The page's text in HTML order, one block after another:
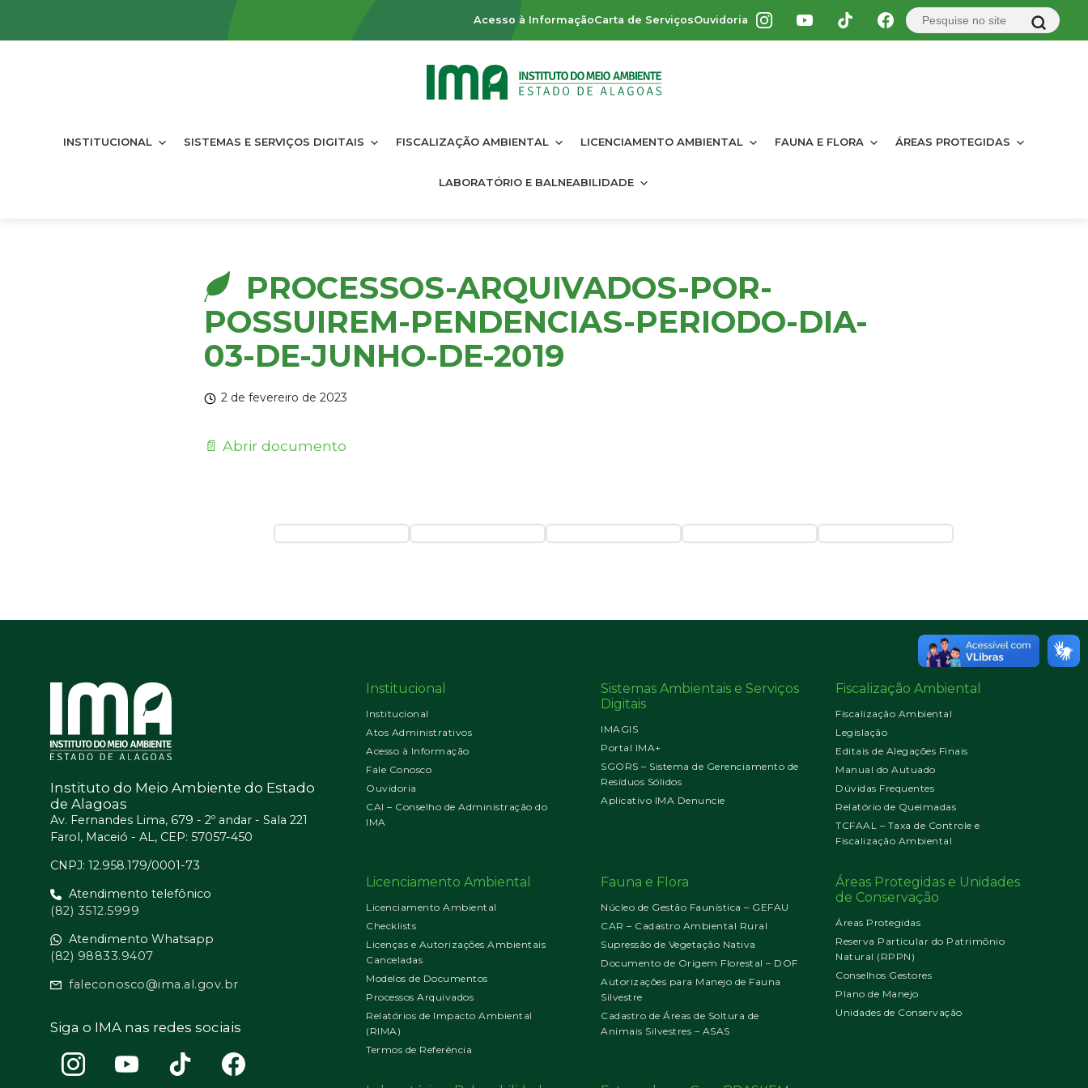
Acesso à InformaçãoCarta de ServiçosOuvidoria
INSTITUCIONAL SISTEMAS E SERVIÇOS DIGITAIS FISCALIZAÇÃO AMBIENTAL LICENCIAMENTO AMBIENTAL FAUNA E FLORA ÁREAS PROTEGIDAS
LABORATÓRIO E BALNEABILIDADE
PROCESSOS-ARQUIVADOS-POR-
POSSUIREM-PENDENCIAS-PERIODO-DIA-
03-DE-JUNHO-DE-2019
2 de fevereiro de 2023
📄 Abrir documento
Instituto do Meio Ambiente do Estado
de Alagoas
Av. Fernandes Lima, 679 - 2º andar - Sala 221
Farol, Maceió - AL, CEP: 57057-450
CNPJ: 12.958.179/0001-73
Atendimento telefônico
(82) 3512.5999
Atendimento Whatsapp
(82) 98833.9407
faleconosco@ima.al.gov.br
Siga o IMA nas redes sociais
Institucional
Institucional
Atos Administrativos
Acesso à Informação
Fale Conosco
Ouvidoria
CAI – Conselho de Administração do
IMA
Sistemas Ambientais e Serviços
Digitais
IMAGIS
Portal IMA+
SGORS – Sistema de Gerenciamento de
Resíduos Sólidos
Aplicativo IMA Denuncie
Fiscalização Ambiental
Fiscalização Ambiental
Legislação
Editais de Alegações Finais
Manual do Autuado
Dúvidas Frequentes
Relatório de Queimadas
TCFAAL – Taxa de Controle e
Fiscalização Ambiental
Licenciamento Ambiental
Licenciamento Ambiental
Checklists
Licenças e Autorizações Ambientais
Canceladas
Modelos de Documentos
Processos Arquivados
Relatórios de Impacto Ambiental
(RIMA)
Termos de Referência
Fauna e Flora
Núcleo de Gestão Faunística – GEFAU
CAR – Cadastro Ambiental Rural
Supressão de Vegetação Nativa
Documento de Origem Florestal – DOF
Autorizações para Manejo de Fauna
Silvestre
Cadastro de Áreas de Soltura de
Animais Silvestres – ASAS
Áreas Protegidas e Unidades
de Conservação
Áreas Protegidas
Reserva Particular do Patrimônio
Natural (RPPN)
Conselhos Gestores
Plano de Manejo
Unidades de Conservação